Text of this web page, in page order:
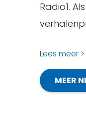
Radio1.
Lees meer
MEER